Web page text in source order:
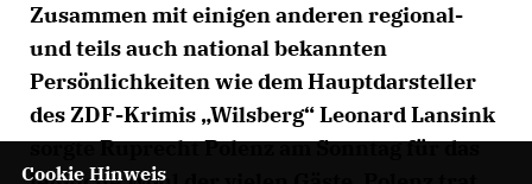
Zusammen mit einigen anderen regional-
und teils auch national bekannten
Persönlichkeiten wie dem Hauptdarsteller
des ZDF-Krimis „Wilsberg“ Leonard Lansink
sorgte Ruprecht Polenz am Sonntag für das
Cookie Hinweis